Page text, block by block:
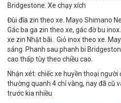
Bridgestone. Xe chạy xích
Đùi đĩa zin theo xe. Mayo Shimano
Gác ba ga zin theo xe, gác đờ bu
xe zin Nhật bãi. Giỏ inox theo xe.
sáng. Phanh sau phanh bi
cao thấp tùy theo chiều cao.
Nhận xét: chiếc xe huyền thoại
thường quanh 4 chỉ vàng, nay đã cũ
trước kia nhiều